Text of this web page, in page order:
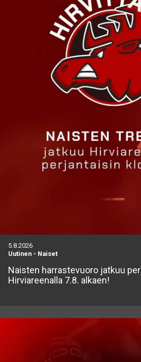
5.8.2026
Uutinen - Naiset
Naisten harrastevuoro jatkuu
Hirviareenalla 7.8. alkaen!